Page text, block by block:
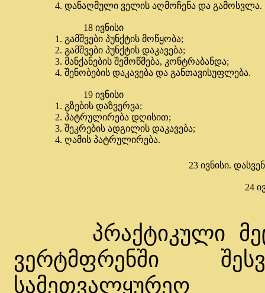
4. დანაღმული ველის აღმოჩენა და გამოსვლა.
18 ივნისი
1. გამშვები პუნქტის მოწყობა;
2. გამშვები პუნქტის დაკავება;
3. მანქანების შემოწმება, კონტრაბანდა;
4. შენობების დაკავება და განთავისუფლება.
19 ივნისი
1. გზების დაზვერვა;
2. პატრულირება დღისით;
3. შეკრების ადგილის დაკავება;
4. ღამის პატრულირება.
23 ივნისი.
24
პრაქტიკული
ვერტმფრენში
სამეთვალყურეო